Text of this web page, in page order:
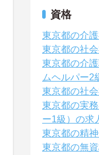
資格
東京都の介
東京都の社
東京都の介
ムヘルパー2
東京都の社
東京都の実
ー1級）の求
東京都の精
東京都の無